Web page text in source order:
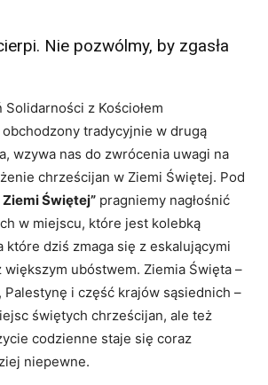
Nie pozwólmy, by zgasła
z Kościołem
tradycyjnie w drugą
wzywa nas do zwrócenia uwagi na
chrześcijan w Ziemi Świętej. Pod
Ziemi Świętej” pragniemy nagłośnić
w miejscu, które jest kolebką
które dziś zmaga się z eskalującymi
ubóstwem. Ziemia Święta –
Palestynę i część krajów sąsiednich –
świętych chrześcijan, ale też
codzienne staje się coraz
niepewne.